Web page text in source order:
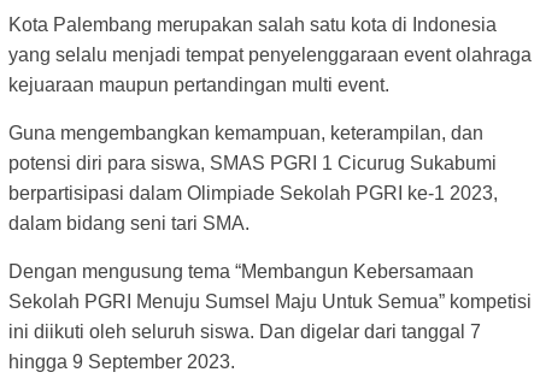
Kota Palembang merupakan salah satu kota di Indonesia
yang selalu menjadi tempat penyelenggaraan event olahraga
kejuaraan maupun pertandingan multi event.
Guna mengembangkan kemampuan, keterampilan, dan
potensi diri para siswa, SMAS PGRI 1 Cicurug Sukabumi
berpartisipasi dalam Olimpiade Sekolah PGRI ke-1 2023,
dalam bidang seni tari SMA.
Dengan mengusung tema “Membangun Kebersamaan
Sekolah PGRI Menuju Sumsel Maju Untuk Semua” kompetisi
ini diikuti oleh seluruh siswa. Dan digelar dari tanggal 7
hingga 9 September 2023.